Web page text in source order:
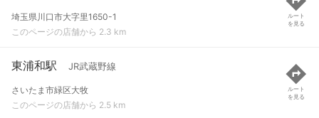
埼玉県川口市大字里1650-1
このページの店舗から 2.3 km
ルート
を見る
東浦和駅 JR武蔵野線
さいたま市緑区大牧
このページの店舗から 2.5 km
ルート
を見る